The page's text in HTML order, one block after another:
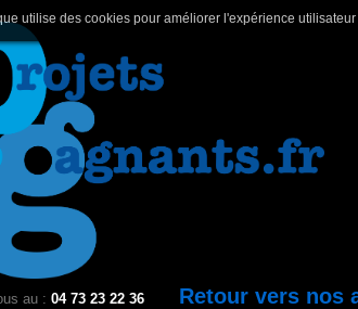
au : 04 73 23 22 36 Retour vers nos
utilise des cookies pour améliorer l'expérience